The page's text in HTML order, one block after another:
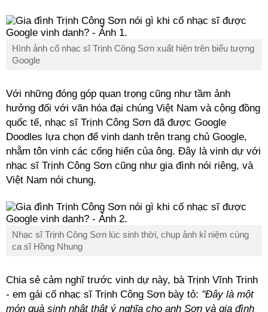
Hình ảnh cố nhạc sĩ Trịnh Công Sơn xuất hiện trên biểu tượng
Google
Với những đóng góp quan trọng cũng như tầm ảnh
hưởng đối với văn hóa đại chúng Việt Nam và cộng đồng
quốc tế, nhạc sĩ Trịnh Công Sơn đã được Google
Doodles lựa chọn để vinh danh trên trang chủ Google,
nhằm tôn vinh các cống hiến của ông. Đây là vinh dự với
nhạc sĩ Trịnh Công Sơn cũng như gia đình nói riêng, và
Việt Nam nói chung.
Nhạc sĩ Trịnh Công Sơn lúc sinh thời, chụp ảnh kỉ niệm cùng
ca sĩ Hồng Nhung
Chia sẻ cảm nghĩ trước vinh dự này, bà Trịnh Vĩnh Trinh
- em gái cố nhạc sĩ Trịnh Công Sơn bày tỏ: "Đây là một
món quà sinh nhật thật ý nghĩa cho anh Sơn và gia đình